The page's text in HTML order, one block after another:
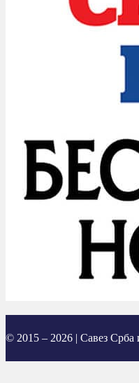
© 2015 – 2026 | Савез Срба